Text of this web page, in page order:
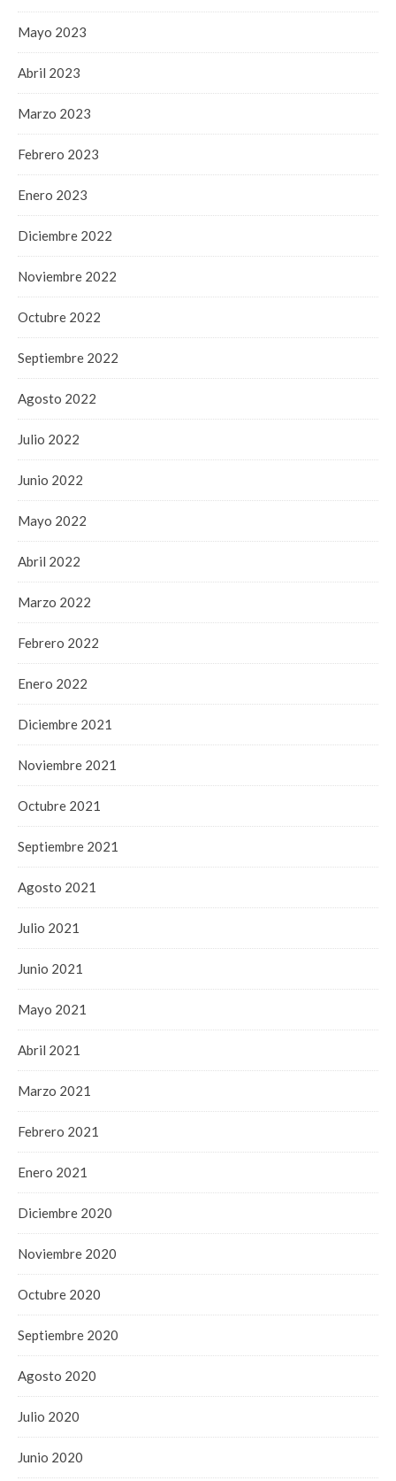
Mayo 2023
Abril 2023
Marzo 2023
Febrero 2023
Enero 2023
Diciembre 2022
Noviembre 2022
Octubre 2022
Septiembre 2022
Agosto 2022
Julio 2022
Junio 2022
Mayo 2022
Abril 2022
Marzo 2022
Febrero 2022
Enero 2022
Diciembre 2021
Noviembre 2021
Octubre 2021
Septiembre 2021
Agosto 2021
Julio 2021
Junio 2021
Mayo 2021
Abril 2021
Marzo 2021
Febrero 2021
Enero 2021
Diciembre 2020
Noviembre 2020
Octubre 2020
Septiembre 2020
Agosto 2020
Julio 2020
Junio 2020